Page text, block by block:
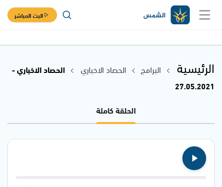
البث المباشر
الرئيسية البرامج الحصاد الاخباري
الحصاد الاخباري -
27.05.2021
الحلقة كاملة